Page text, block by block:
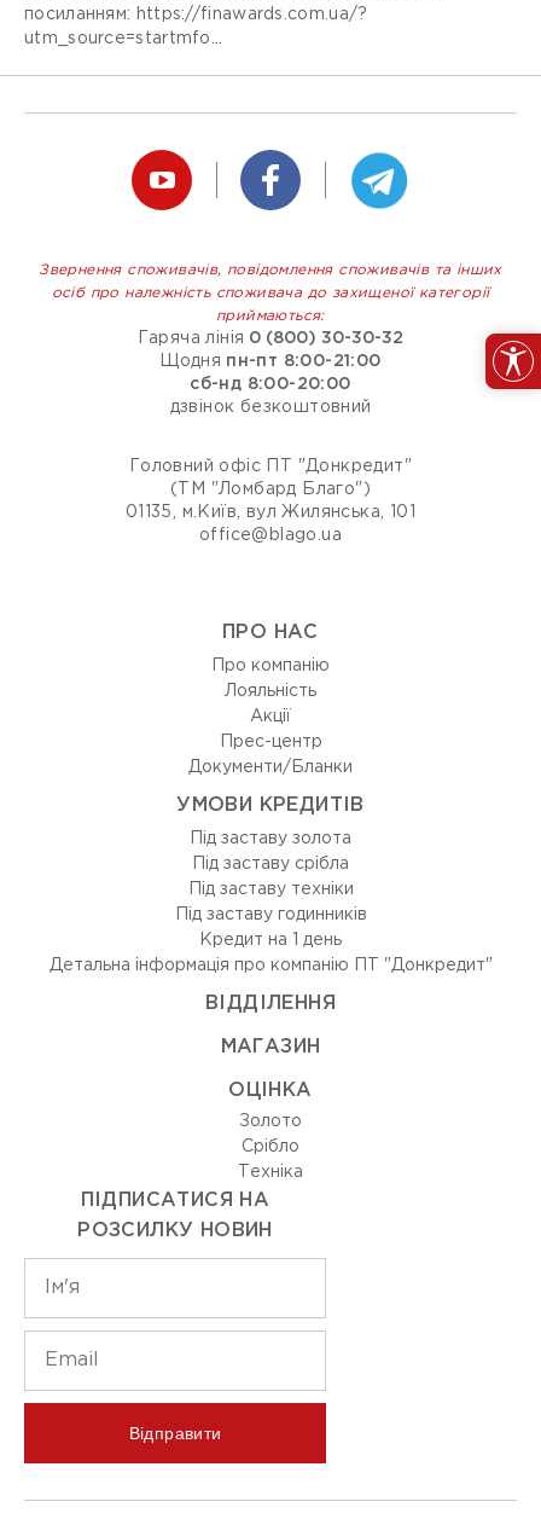
посиланням: https://finawards.com.ua/?
utm_source=startmfo...
Звернення споживачів, повідомлення споживачів та інших
осіб про належність споживача до захищеної категорії
приймаються:
Гаряча лінія 0 (800) 30-30-32
Щодня пн-пт 8:00-21:00
сб-нд 8:00-20:00
дзвінок безкоштовний
Головний офіс ПТ "Донкредит"
(ТМ "Ломбард Благо")
01135, м.Київ, вул Жилянська, 101
office@blago.ua
ПРО НАС
Про компанію
Лояльність
Акції
Прес-центр
Документи/Бланки
УМОВИ КРЕДИТІВ
Під заставу золота
Під заставу срібла
Під заставу техніки
Під заставу годинників
Кредит на 1 день
Детальна інформація про компанію ПТ "Донкредит"
ВIДДIЛЕННЯ
МАГАЗИН
ОЦIНКА
Золото
Срiбло
Технiка
ПІДПИСАТИСЯ НА
РОЗСИЛКУ НОВИН
Відправити